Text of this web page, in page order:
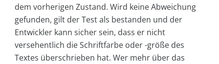
dem vorherigen Zustand. Wird keine Abweichung
gefunden, gilt der Test als bestanden und der
Entwickler kann sicher sein, dass er nicht
versehentlich die Schriftfarbe oder -größe des
Textes überschrieben hat. Wer mehr über das